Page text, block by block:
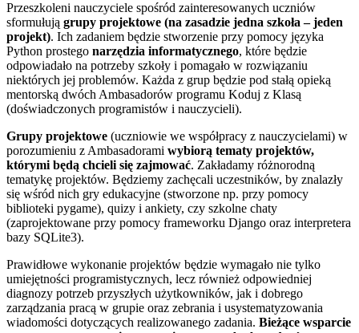
Przeszkoleni nauczyciele spośród zainteresowanych uczniów
sformułują grupy projektowe (na zasadzie jedna szkoła – jeden
projekt). Ich zadaniem będzie stworzenie przy pomocy języka
Python prostego narzędzia informatycznego, które będzie
odpowiadało na potrzeby szkoły i pomagało w rozwiązaniu
niektórych jej problemów. Każda z grup będzie pod stałą opieką
mentorską dwóch Ambasadorów programu Koduj z Klasą
(doświadczonych programistów i nauczycieli).
Grupy projektowe (uczniowie we współpracy z nauczycielami) w
porozumieniu z Ambasadorami wybiorą tematy projektów,
którymi będą chcieli się zajmować. Zakładamy różnorodną
tematykę projektów. Będziemy zachęcali uczestników, by znalazły
się wśród nich gry edukacyjne (stworzone np. przy pomocy
biblioteki pygame), quizy i ankiety, czy szkolne chaty
(zaprojektowane przy pomocy frameworku Django oraz interpretera
bazy SQLite3).
Prawidłowe wykonanie projektów będzie wymagało nie tylko
umiejętności programistycznych, lecz również odpowiedniej
diagnozy potrzeb przyszłych użytkowników, jak i dobrego
zarządzania pracą w grupie oraz zebrania i usystematyzowania
wiadomości dotyczących realizowanego zadania. Bieżące wsparcie